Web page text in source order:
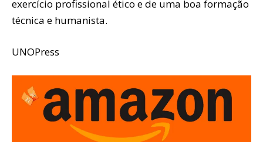
exercício profissional ético e de uma boa formação
técnica e humanista.
UNOPress